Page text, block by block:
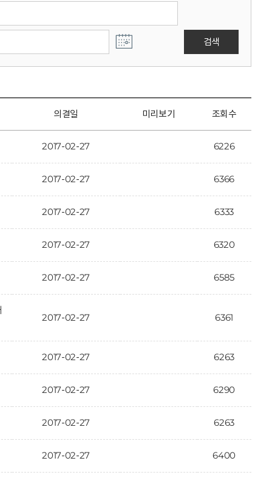
검색
의결일 미리보기 조회수
2017-02-27 6226
2017-02-27 6366
2017-02-27 6333
2017-02-27 6320
2017-02-27 6585
2017-02-27 6361
2017-02-27 6263
2017-02-27 6290
2017-02-27 6263
2017-02-27 6400